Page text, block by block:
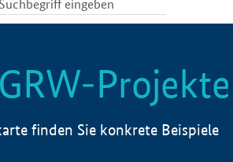
Projekte
finden Sie konkrete Beispiele